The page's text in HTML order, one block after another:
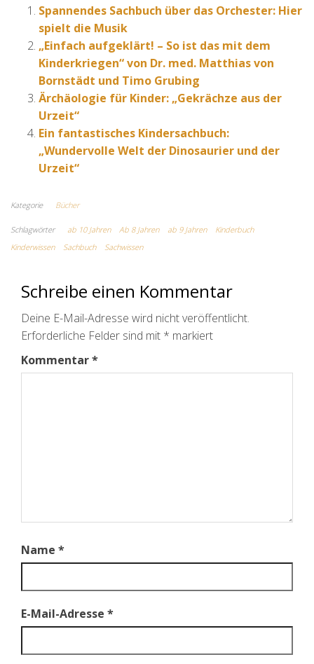
Spannendes Sachbuch über das Orchester: Hier
spielt die Musik
„Einfach aufgeklärt! – So ist das mit dem
Kinderkriegen“ von Dr. med. Matthias von
Bornstädt und Timo Grubing
Ärchäologie für Kinder: „Gekrächze aus der
Urzeit“
Ein fantastisches Kindersachbuch:
„Wundervolle Welt der Dinosaurier und der
Urzeit“
Kategorie Bücher
Schlagwörter ab 10 Jahren Ab 8 Jahren ab 9 Jahren
Kinderbuch
Kinderwissen
Sachbuch Sachwissen
Schreibe einen Kommentar
Deine E-Mail-Adresse wird nicht veröffentlicht.
Erforderliche Felder sind mit * markiert
Kommentar*
Name *
E-Mail-Adresse *